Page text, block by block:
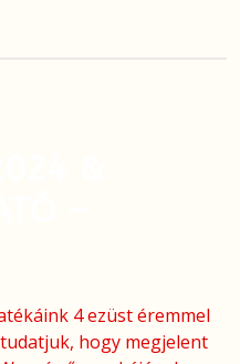
4 ezüst éremmel
hogy megjelent